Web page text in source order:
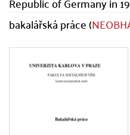
bakalářská práce (